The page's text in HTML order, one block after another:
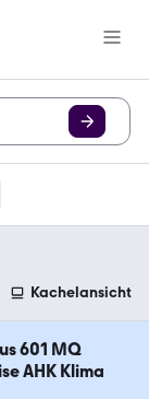
Kachelansicht
601 MQ
AHK Klima